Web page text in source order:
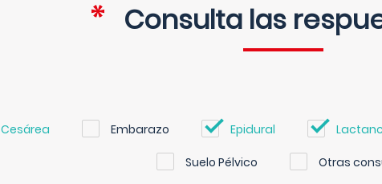
Consulta las
Cesárea Embarazo Epidural
Suelo Pélvico Otras